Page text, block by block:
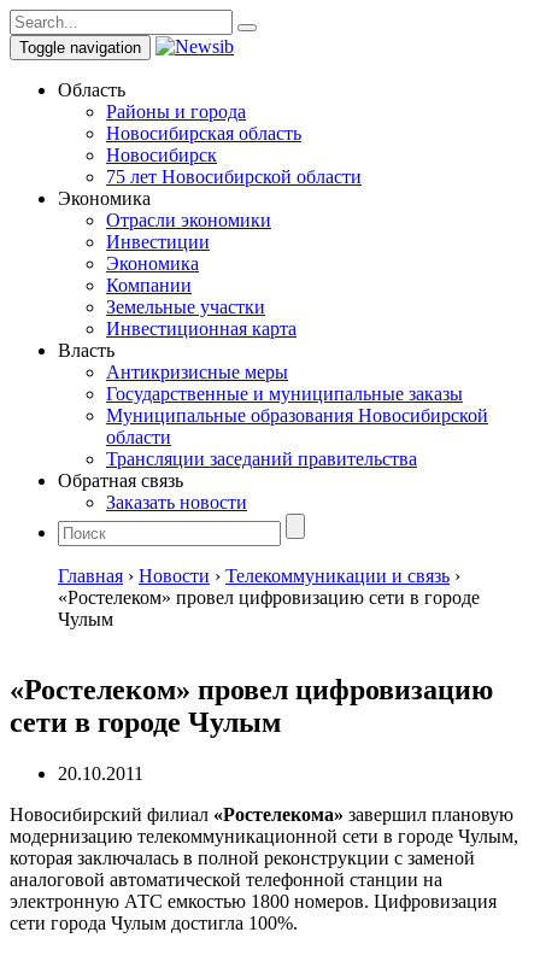
Toggle navigation
Область
Районы и города
Новосибирская область
Новосибирск
75 лет Новосибирской области
Экономика
Отрасли экономики
Инвестиции
Экономика
Компании
Земельные участки
Инвестиционная карта
Власть
Антикризисные меры
Государственные и муниципальные заказы
Муниципальные образования Новосибирской
области
Трансляции заседаний правительства
Обратная связь
Заказать новости
Главная › Новости › Телекоммуникации и связь ›
«Ростелеком» провел цифровизацию сети в городе
Чулым
«Ростелеком» провел цифровизацию
сети в городе Чулым
20.10.2011
Новосибирский филиал «Ростелекома» завершил плановую
модернизацию телекоммуникационной сети в городе Чулым,
которая заключалась в полной реконструкции с заменой
аналоговой автоматической телефонной станции на
электронную АТС емкостью 1800 номеров. Цифровизация
сети города Чулым достигла 100%.